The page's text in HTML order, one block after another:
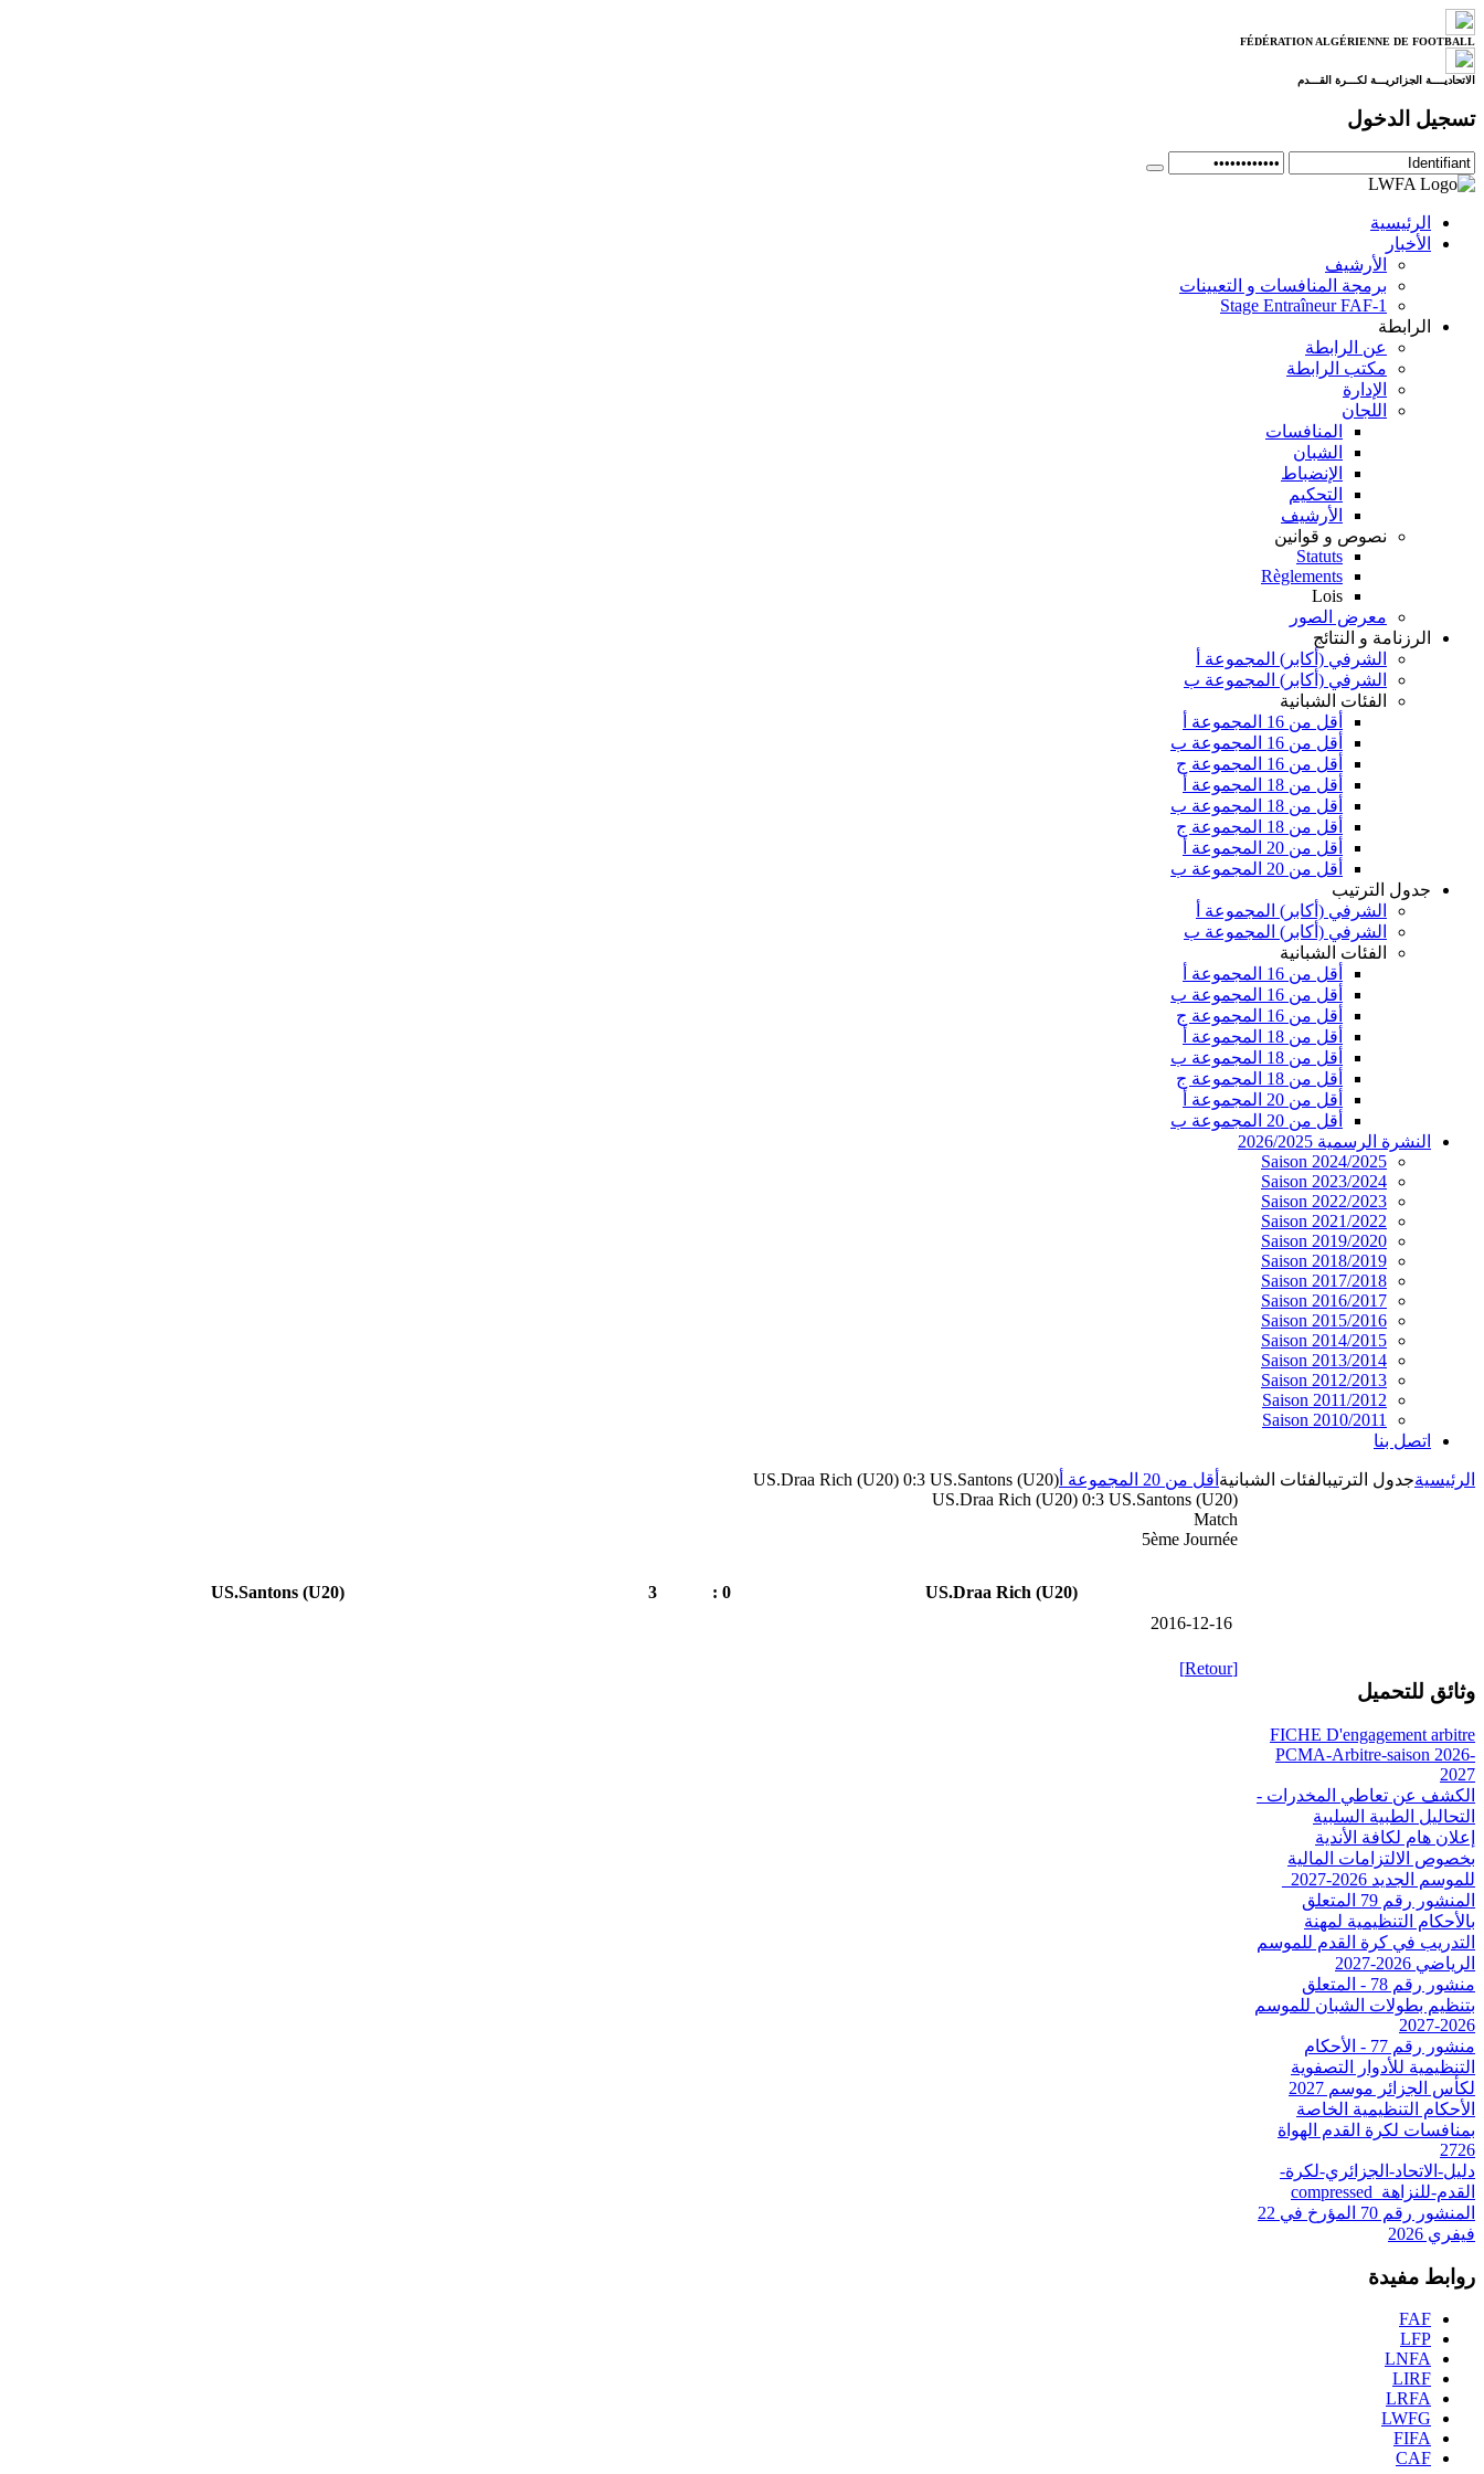
FÉDÉRATION ALGÉRIENNE DE FOOTBALL
الاتحاديــــة الجزائريـــة لكـــرة القـــدم
تسجيل الدخول
الرئيسية
الأخبار
الأرشيف
برمجة المنافسات و التعيينات
Stage Entraîneur FAF-1
الرابطة
عن الرابطة
مكتب الرابطة
الإدارة
اللجان
المنافسات
الشبان
الإنضباط
التحكيم
الأرشيف
نصوص و قوانين
Statuts
Règlements
Lois
معرض الصور
الرزنامة و النتائج
الشرفي (أكابر) المجموعة أ
الشرفي (أكابر) المجموعة ب
الفئات الشبانية
أقل من 16 المجموعة أ
أقل من 16 المجموعة ب
أقل من 16 المجموعة ج
أقل من 18 المجموعة أ
أقل من 18 المجموعة ب
أقل من 18 المجموعة ج
أقل من 20 المجموعة أ
أقل من 20 المجموعة ب
جدول الترتيب
الشرفي (أكابر) المجموعة أ
الشرفي (أكابر) المجموعة ب
الفئات الشبانية
أقل من 16 المجموعة أ
أقل من 16 المجموعة ب
أقل من 16 المجموعة ج
أقل من 18 المجموعة أ
أقل من 18 المجموعة ب
أقل من 18 المجموعة ج
أقل من 20 المجموعة أ
أقل من 20 المجموعة ب
النشرة الرسمية 2026/2025
Saison 2024/2025
Saison 2023/2024
Saison 2022/2023
Saison 2021/2022
Saison 2019/2020
Saison 2018/2019
Saison 2017/2018
Saison 2016/2017
Saison 2015/2016
Saison 2014/2015
Saison 2013/2014
Saison 2012/2013
Saison 2011/2012
Saison 2010/2011
اتصل بنا
الرئيسيةجدول الترتيبالفئات الشبانية أقل من 20 المجموعة أ
US.Draa Rich (U20) 0:3 US.Santons (U20)
US.Draa Rich (U20) 0:3 US.Santons (U20)
Match
5ème Journée
US.Draa Rich (U20)
0 :
3
US.Santons (U20)
2016-12-16
[Retour]
وثائق للتحميل
FICHE D'engagement arbitre
PCMA-Arbitre-saison 2026-
2027
الكشف عن تعاطي المخدرات -
التحاليل الطبية السلبية
إعلان هام لكافة الأندية
بخصوص الالتزامات المالية
للموسم الجديد 2026-2027_
المنشور رقم 79 المتعلق
بالأحكام التنظيمية لمهنة
التدريب في كرة القدم للموسم
الرياضي 2026-2027
منشور رقم 78 - المتعلق
بتنظيم بطولات الشبان للموسم
2026-2027
منشور رقم 77 - الأحكام
التنظيمية للأدوار التصفوية
لكأس الجزائر موسم 2027
الأحكام التنظيمية الخاصة
بمنافسات لكرة القدم الهواة
2726
دليل-الاتحاد-الجزائري-لكرة-
القدم-للنزاهة_compressed
المنشور رقم 70 المؤرخ في 22
فيفري 2026
روابط مفيدة
FAF
LFP
LNFA
LIRF
LRFA
LWFG
FIFA
CAF